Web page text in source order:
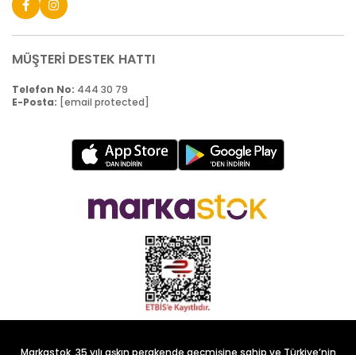
MÜŞTERİ DESTEK HATTI
Telefon No: 444 30 79
E-Posta: [email protected]